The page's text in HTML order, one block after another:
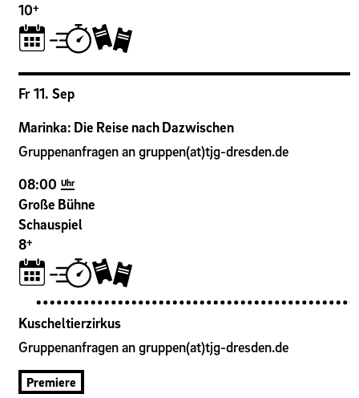
10+
Fr 11. Sep
Marinka: Die Reise nach Dazwischen
Gruppenanfragen an gruppen(at)tjg-dresden.de
08:00 Uhr
8+
Große Bühne
Schauspiel
Kuscheltierzirkus
Gruppenanfragen an gruppen(at)tjg-dresden.de
Premiere